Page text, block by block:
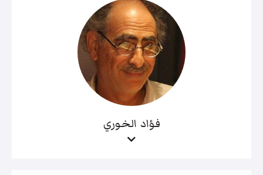
فؤاد الخوري